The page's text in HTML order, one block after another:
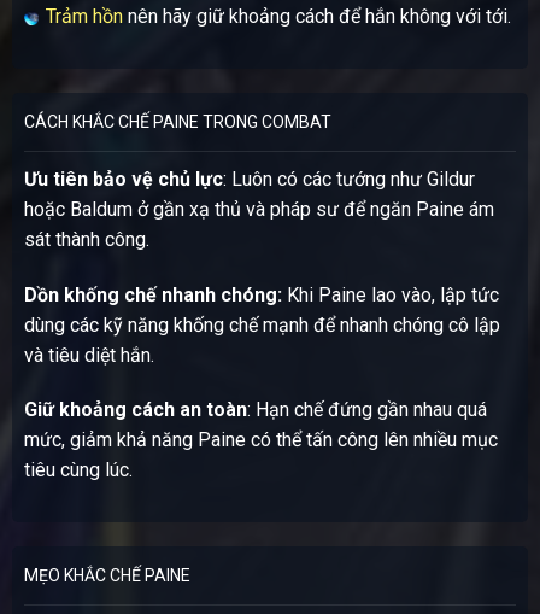
Trảm hồnnên hãy giữ khoảng cách để hắn không với tới.
CÁCH KHẮC CHẾ PAINE TRONG COMBAT
Ưu tiên bảo vệ chủ lực: Luôn có các tướng như Gildur
hoặc Baldum ở gần xạ thủ và pháp sư để ngăn Paine ám
sát thành công.
Dồn khống chế nhanh chóng:Khi Paine lao vào, lập tức
dùng các kỹ năng khống chế mạnh để nhanh chóng cô lập
và tiêu diệt hắn.
Giữ khoảng cách an toàn: Hạn chế đứng gần nhau quá
mức, giảm khả năng Paine có thể tấn công lên nhiều mục
tiêu cùng lúc.
MẸO KHẮC CHẾ PAINE